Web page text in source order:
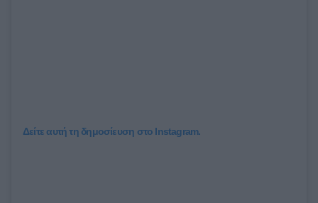
Δείτε αυτή τη δημοσίευση στο Instagram.